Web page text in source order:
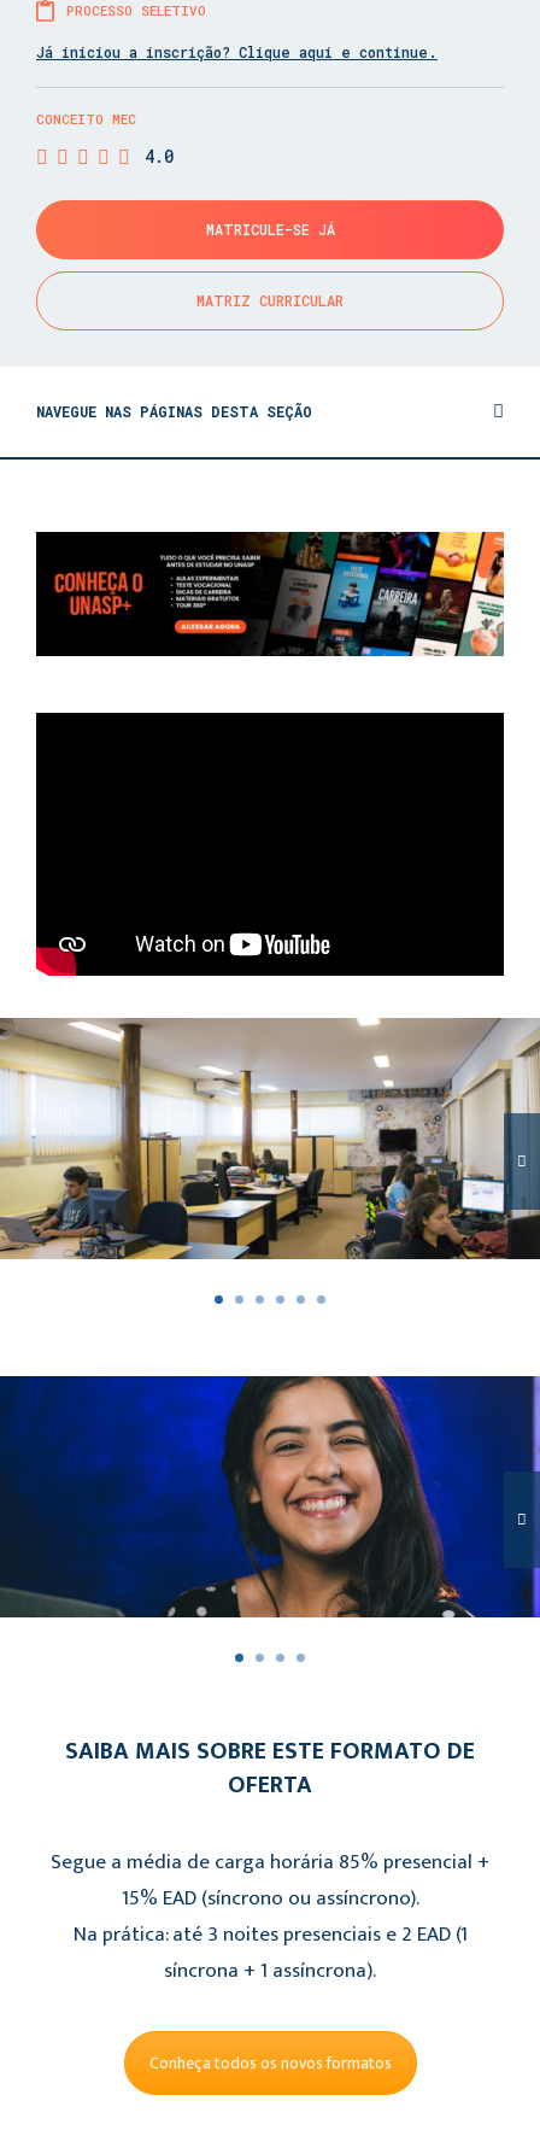
PROCESSO SELETIVO
Já iniciou a inscrição? Clique aqui e continue.
CONCEITO MEC
4.0
MATRICULE-SE JÁ
MATRIZ CURRICULAR
NAVEGUE NAS PÁGINAS DESTA SEÇÃO
SAIBA MAIS SOBRE ESTE FORMATO DE
OFERTA
Segue a média de carga horária 85% presencial +
15% EAD (síncrono ou assíncrono).
Na prática: até 3 noites presenciais e 2 EAD (1
síncrona + 1 assíncrona).
Conheça todos os novos formatos